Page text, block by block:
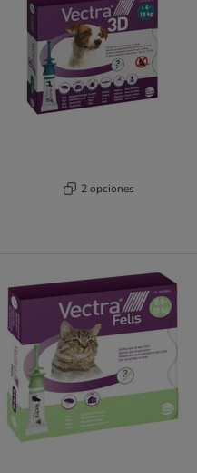
2 opciones